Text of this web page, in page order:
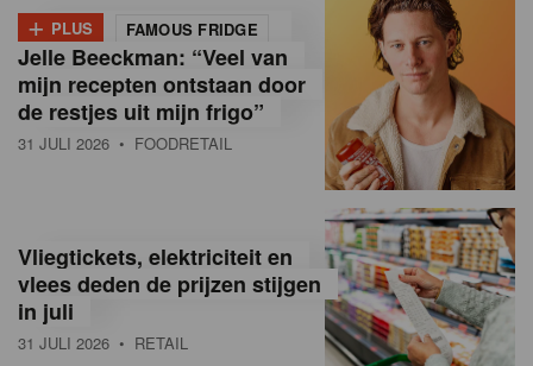
n
B
e
g
ë
+ PLUS FAMOUS FRIDGE
Jelle Beeckman: “Veel van
mijn recepten ontstaan door
de restjes uit mijn frigo”
31 JULI 2026 • FOODRETAIL
Vliegtickets, elektriciteit en
vlees deden de prijzen stijgen
in juli
31 JULI 2026 • RETAIL